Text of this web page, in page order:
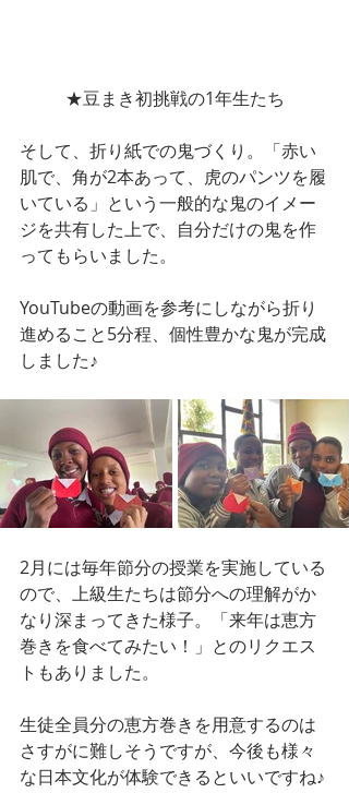
★豆まき初挑戦の1年生たち
そして、折り紙での鬼づくり。「赤い
肌で、角が2本あって、虎のパンツを履
いている」という一般的な鬼のイメー
ジを共有した上で、自分だけの鬼を作
ってもらいました。
YouTubeの動画を参考にしながら折り
進めること5分程、個性豊かな鬼が完成
しました♪
2月には毎年節分の授業を実施している
ので、上級生たちは節分への理解がか
なり深まってきた様子。「来年は恵方
巻きを食べてみたい！」とのリクエス
トもありました。
生徒全員分の恵方巻きを用意するのは
さすがに難しそうですが、今後も様々
な日本文化が体験できるといいですね♪